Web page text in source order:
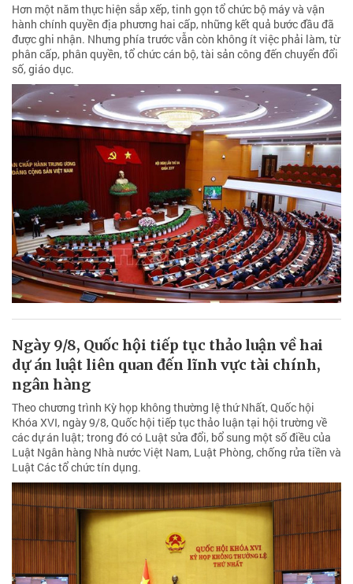
Hơn một năm thực hiện sắp xếp, tinh gọn tổ chức bộ máy và vận
hành chính quyền địa phương hai cấp, những kết quả bước đầu đã
được ghi nhận. Nhưng phía trước vẫn còn không ít việc phải làm, từ
phân cấp, phân quyền, tổ chức cán bộ, tài sản công đến chuyển đổi
số, giáo dục.
Ngày 9/8, Quốc hội tiếp tục thảo luận về hai
dự án luật liên quan đến lĩnh vực tài chính,
ngân hàng
Theo chương trình Kỳ họp không thường lệ thứ Nhất, Quốc hội
Khóa XVI, ngày 9/8, Quốc hội tiếp tục thảo luận tại hội trường về
các dự án luật; trong đó có Luật sửa đổi, bổ sung một số điều của
Luật Ngân hàng Nhà nước Việt Nam, Luật Phòng, chống rửa tiền và
Luật Các tổ chức tín dụng.